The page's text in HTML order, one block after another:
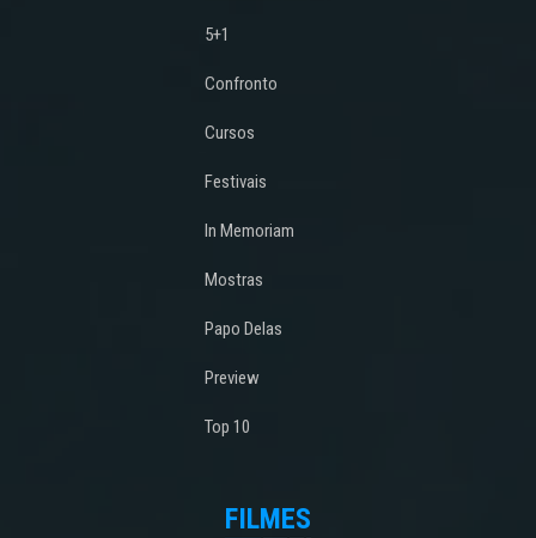
5+1
Confronto
Cursos
Festivais
In Memoriam
Mostras
Papo Delas
Preview
Top 10
FILMES